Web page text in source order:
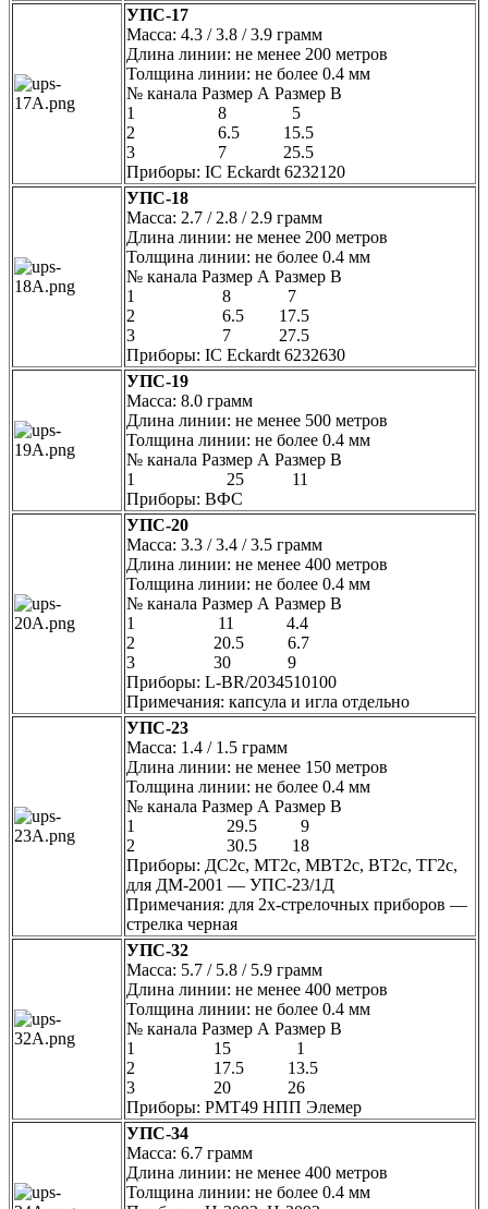
УПС-17
Масса: 4.3 / 3.8 / 3.9 грамм
Длина линии: не менее 200 метров
Толщина линии: не более 0.4 мм
№ канала Размер А Размер В
1 8 5
2 6.5 15.5
3 7 25.5
Приборы: IC Eckardt 6232120
УПС-18
Масса: 2.7 / 2.8 / 2.9 грамм
Длина линии: не менее 200 метров
Толщина линии: не более 0.4 мм
№ канала Размер А Размер В
1 8 7
2 6.5 17.5
3 7 27.5
Приборы: IC Eckardt 6232630
УПС-19
Масса: 8.0 грамм
Длина линии: не менее 500 метров
Толщина линии: не более 0.4 мм
№ канала Размер А Размер В
1 25 11
Приборы: ВФС
УПС-20
Масса: 3.3 / 3.4 / 3.5 грамм
Длина линии: не менее 400 метров
Толщина линии: не более 0.4 мм
№ канала Размер А Размер В
1 11 4.4
2 20.5 6.7
3 30 9
Приборы: L-BR/2034510100
Примечания: капсула и игла отдельно
УПС-23
Масса: 1.4 / 1.5 грамм
Длина линии: не менее 150 метров
Толщина линии: не более 0.4 мм
№ канала Размер А Размер В
1 29.5 9
2 30.5 18
Приборы: ДС2с, МТ2с, МВТ2с, ВТ2с, ТГ2с,
для ДМ-2001 — УПС-23/1Д
Примечания: для 2х-стрелочных приборов —
стрелка черная
УПС-32
Масса: 5.7 / 5.8 / 5.9 грамм
Длина линии: не менее 400 метров
Толщина линии: не более 0.4 мм
№ канала Размер А Размер В
1 15 1
2 17.5 13.5
3 20 26
Приборы: РМТ49 НПП Элемер
УПС-34
Масса: 6.7 грамм
Длина линии: не менее 400 метров
Толщина линии: не более 0.4 мм